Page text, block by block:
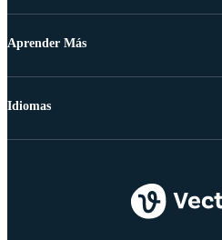
Aprender Más
Idiomas